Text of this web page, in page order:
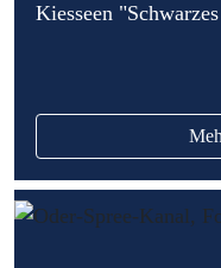
Kiesseen